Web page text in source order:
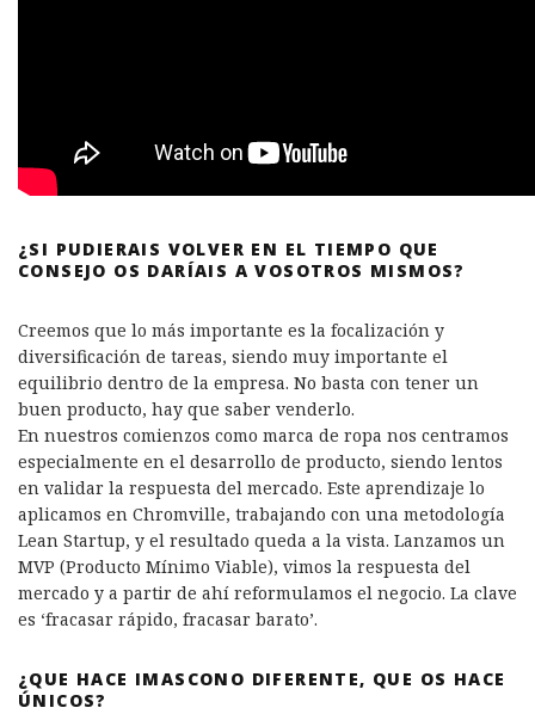
¿SI PUDIERAIS VOLVER EN EL TIEMPO QUE
CONSEJO OS DARÍAIS A VOSOTROS MISMOS?
Creemos que lo más importante es la focalización y
diversificación de tareas, siendo muy importante el
equilibrio dentro de la empresa. No basta con tener un
buen producto, hay que saber venderlo.
En nuestros comienzos como marca de ropa nos centramos
especialmente en el desarrollo de producto, siendo lentos
en validar la respuesta del mercado. Este aprendizaje lo
aplicamos en Chromville, trabajando con una metodología
Lean Startup, y el resultado queda a la vista. Lanzamos un
MVP (Producto Mínimo Viable), vimos la respuesta del
mercado y a partir de ahí reformulamos el negocio. La clave
es ‘fracasar rápido, fracasar barato’.
¿QUE HACE IMASCONO DIFERENTE, QUE OS HACE
ÚNICOS?